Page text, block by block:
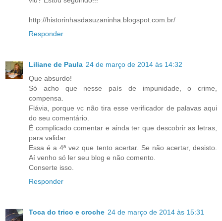
http://historinhasdasuzaninha.blogspot.com.br/
Responder
Liliane de Paula 24 de março de 2014 às 14:32
Que absurdo!
Só acho que nesse país de impunidade, o crime,
compensa.
Flávia, porque vc não tira esse verificador de palavas aqui
do seu comentário.
É complicado comentar e ainda ter que descobrir as letras,
para validar.
Essa é a 4ª vez que tento acertar. Se não acertar, desisto.
Aí venho só ler seu blog e não comento.
Conserte isso.
Responder
Toca do trico e croche 24 de março de 2014 às 15:31